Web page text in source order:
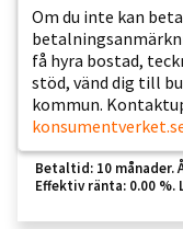
Om du inte kan
få hyra bostad,
stöd, vänd dig till
kommun.
Betaltid: 10 månader.
Effektiv ränta: 0.00 %.